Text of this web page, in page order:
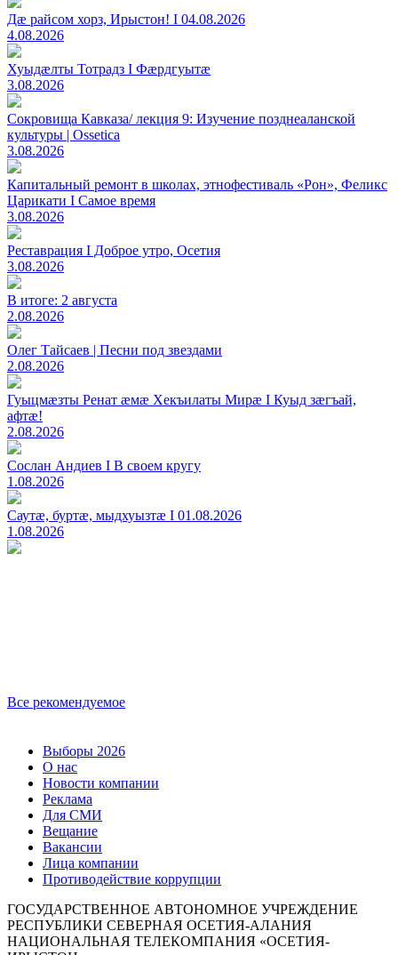
Дæ райсом хорз, Ирыстон! I 04.08.2026
4.08.2026
Хуыдæлты Тотрадз I Фæрдгуытæ
3.08.2026
Сокровища Кавказа/ лекция 9: Изучение позднеаланской
культуры | Ossetica
3.08.2026
Капитальный ремонт в школах, этнофестиваль «Рон», Феликс
Царикати I Самое время
3.08.2026
Реставрация I Доброе утро, Осетия
3.08.2026
В итоге: 2 августа
2.08.2026
Олег Тайсаев | Песни под звездами
2.08.2026
Гуыцмӕзты Ренат ӕмӕ Хекъилаты Мирӕ I Куыд зӕгъай,
афтӕ!
2.08.2026
Сослан Андиев I В своем кругу
1.08.2026
Саутӕ, буртӕ, мыдхуызтӕ I 01.08.2026
1.08.2026
Все рекомендуемое
Выборы 2026
О нас
Новости компании
Реклама
Для СМИ
Вещание
Вакансии
Лица компании
Противодействие коррупции
ГОСУДАРСТВЕННОЕ АВТОНОМНОЕ УЧРЕЖДЕНИЕ
РЕСПУБЛИКИ СЕВЕРНАЯ ОСЕТИЯ-АЛАНИЯ
НАЦИОНАЛЬНАЯ ТЕЛЕКОМПАНИЯ «ОСЕТИЯ-